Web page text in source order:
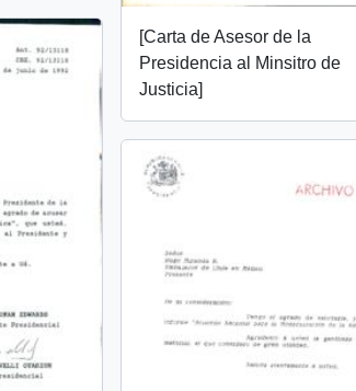
[Carta de Asesor de la
Presidencia al Minsitro de
Justicia]